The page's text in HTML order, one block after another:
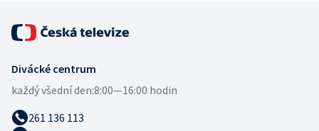
Divácké centrum
každý všední den:8:00—16:00 hodin
261 136 113